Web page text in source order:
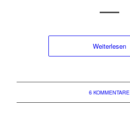
Weiterlesen
6 KOMMENTARE